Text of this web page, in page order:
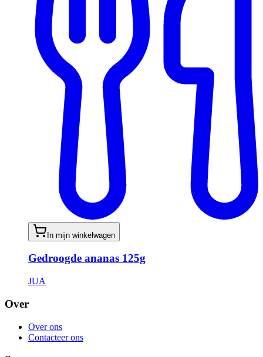
In mijn winkelwagen
Gedroogde ananas 125g
JUA
Over
Over ons
Contacteer ons